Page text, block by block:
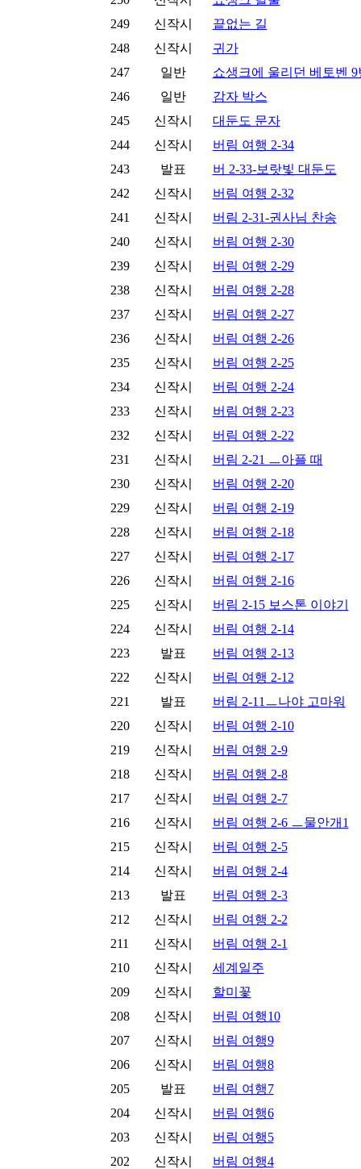
249
신작시
끝없는 길
248
신작시
귀가
247
일반
쇼생크에 울리던 베토벤 9
246
일반
감자 박스
245
신작시
대둔도 문자
244
신작시
버림 여행 2-34
243
발표
버 2-33-보랏빛 대둔도
242
신작시
버림 여행 2-32
241
신작시
버림 2-31-권사님 찬송
240
신작시
버림 여행 2-30
239
신작시
버림 여행 2-29
238
신작시
버림 여행 2-28
237
신작시
버림 여행 2-27
236
신작시
버림 여행 2-26
235
신작시
버림 여행 2-25
234
신작시
버림 여행 2-24
233
신작시
버림 여행 2-23
232
신작시
버림 여행 2-22
231
신작시
버림 2-21 ㅡ아플 때
230
신작시
버림 여행 2-20
229
신작시
버림 여행 2-19
228
신작시
버림 여행 2-18
227
신작시
버림 여행 2-17
226
신작시
버림 여행 2-16
225
신작시
버림 2-15 보스톤 이야기
224
신작시
버림 여행 2-14
223
발표
버림 여행 2-13
222
신작시
버림 여행 2-12
221
발표
버림 2-11ㅡ나야 고마워
220
신작시
버림 여행 2-10
219
신작시
버림 여행 2-9
218
신작시
버림 여행 2-8
217
신작시
버림 여행 2-7
216
신작시
버림 여행 2-6 ㅡ물안개1
215
신작시
버림 여행 2-5
214
신작시
버림 여행 2-4
213
발표
버림 여행 2-3
212
신작시
버림 여행 2-2
211
신작시
버림 여행 2-1
210
신작시
세계일주
209
신작시
할미꽃
208
신작시
버림 여행10
207
신작시
버림 여행9
206
신작시
버림 여행8
205
발표
버림 여행7
204
신작시
버림 여행6
203
신작시
버림 여행5
202
신작시
버림 여행4